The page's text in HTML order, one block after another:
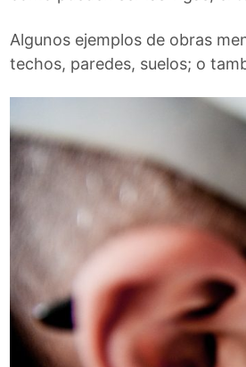
Algunos ejemplos de obras
techos, paredes, suelos; o